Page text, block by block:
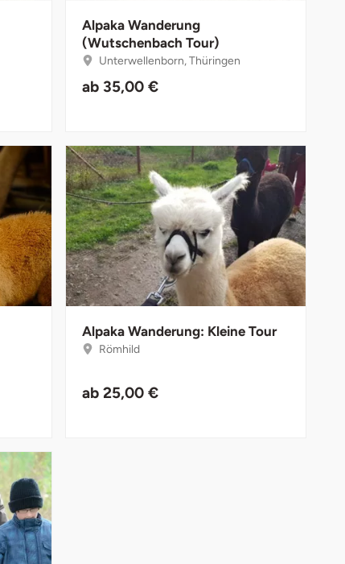
Alpaka Wanderung
(Wutschenbach Tour)
Unterwellenborn, Thüringen
ab 35,00 €
Alpaka Wanderung: Kleine Tour
Römhild
ab 25,00 €